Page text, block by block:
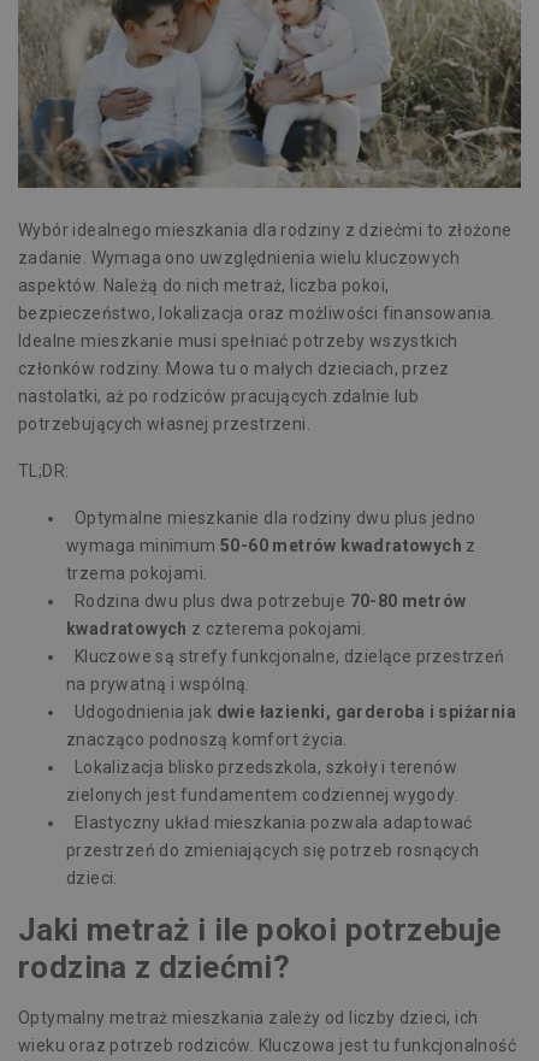
Wybór idealnego mieszkania dla rodziny z dziećmi to złożone
zadanie. Wymaga ono uwzględnienia wielu kluczowych
aspektów. Należą do nich metraż, liczba pokoi,
bezpieczeństwo, lokalizacja oraz możliwości finansowania.
Idealne mieszkanie musi spełniać potrzeby wszystkich
członków rodziny. Mowa tu o małych dzieciach, przez
nastolatki, aż po rodziców pracujących zdalnie lub
potrzebujących własnej przestrzeni.
TL;DR:
Optymalne mieszkanie dla rodziny dwu plus jedno
wymaga minimum50-60 metrów kwadratowych z
trzema pokojami.
Rodzina dwu plus dwa potrzebuje 70-80 metrów
kwadratowych z czterema pokojami.
Kluczowe są strefy funkcjonalne, dzielące przestrzeń
na prywatną i wspólną.
Udogodnienia jak dwie łazienki, garderoba i spiżarnia
znacząco podnoszą komfort życia.
Lokalizacja blisko przedszkola, szkoły i terenów
zielonych jest fundamentem codziennej wygody.
Elastyczny układ mieszkania pozwala adaptować
przestrzeń do zmieniających się potrzeb rosnących
dzieci.
Jaki metraż i ile pokoi potrzebuje
rodzina z dziećmi?
Optymalny metraż mieszkania zależy od liczby dzieci, ich
wieku oraz potrzeb rodziców. Kluczowa jest tu funkcjonalność